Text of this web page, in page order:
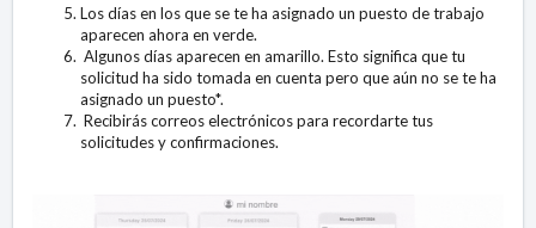
Los días en los que se te ha asignado un puesto de trabajo
aparecen ahora en verde.
Algunos días aparecen en amarillo. Esto significa que tu
solicitud ha sido tomada en cuenta pero que aún no se te ha
asignado un puesto*.
Recibirás correos electrónicos para recordarte tus
solicitudes y confirmaciones.